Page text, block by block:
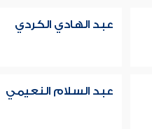
عبد الهادي الكردي
عبد السلام النعيمي